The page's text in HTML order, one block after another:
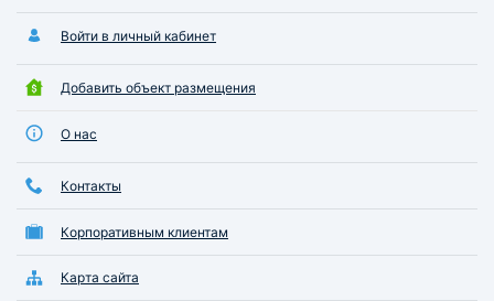
Войти в личный кабинет
Добавить объект размещения
О нас
Контакты
Корпоративным клиентам
Карта сайта